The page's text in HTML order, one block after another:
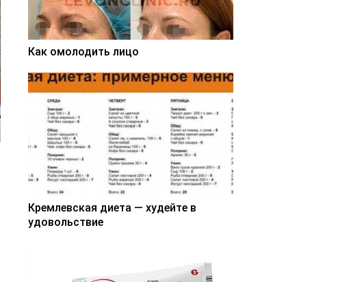
Как омолодить лицо
Кремлевская диета — худейте в
удовольствие